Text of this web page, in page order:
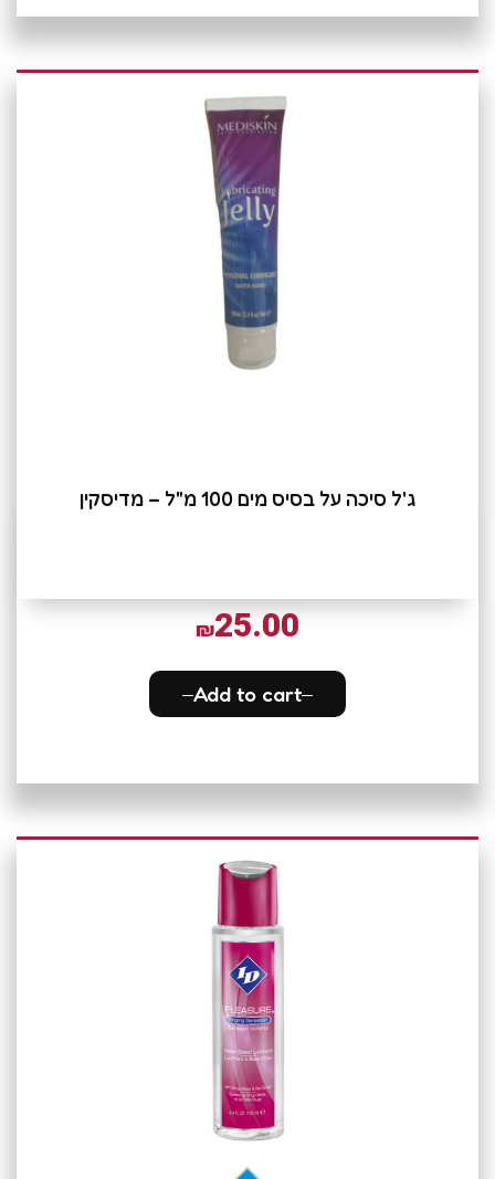
ג'ל סיכה על בסיס מים 100 מ"ל – מדיסקין
₪25.00
Add to cart